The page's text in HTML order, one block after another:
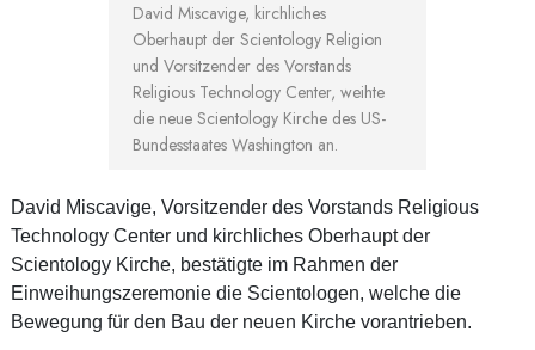
David Miscavige, kirchliches
Oberhaupt der Scientology Religion
und Vorsitzender des Vorstands
Religious Technology Center, weihte
die neue Scientology Kirche des US-
Bundesstaates Washington an.
David Miscavige, Vorsitzender des Vorstands Religious
Technology Center und kirchliches Oberhaupt der
Scientology Kirche, bestätigte im Rahmen der
Einweihungszeremonie die Scientologen, welche die
Bewegung für den Bau der neuen Kirche vorantrieben.